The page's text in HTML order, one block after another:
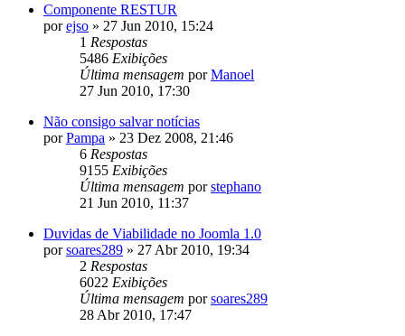
Componente RESTUR
porejso » 27 Jun 2010, 15:24
1 Respostas
5486 Exibições
Última mensagem porManoel
27 Jun 2010, 17:30
Não consigo salvar notícias
porPampa » 23 Dez 2008, 21:46
6 Respostas
9155 Exibições
Última mensagem porstephano
21 Jun 2010, 11:37
Duvidas de Viabilidade no Joomla 1.0
porsoares289 » 27 Abr 2010, 19:34
2 Respostas
6022 Exibições
Última mensagem porsoares289
28 Abr 2010, 17:47